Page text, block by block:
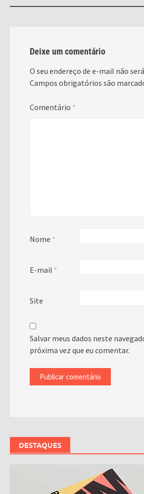
Deixe um comentário
O seu endereço de e-mail não
Campos obrigatórios são
Comentário *
Nome *
E-mail *
Site
Salvar meus dados neste
próxima vez que eu comentar.
DESTAQUES